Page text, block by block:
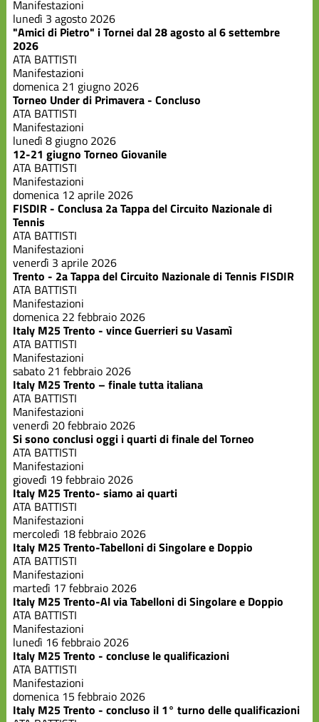
Manifestazioni
lunedì 3 agosto 2026
"Amici di Pietro" i Tornei dal 28 agosto al 6 settembre
2026
ATA BATTISTI
Manifestazioni
domenica 21 giugno 2026
Torneo Under di Primavera - Concluso
ATA BATTISTI
Manifestazioni
lunedì 8 giugno 2026
12-21 giugno Torneo Giovanile
ATA BATTISTI
Manifestazioni
domenica 12 aprile 2026
FISDIR - Conclusa 2a Tappa del Circuito Nazionale di
Tennis
ATA BATTISTI
Manifestazioni
venerdì 3 aprile 2026
Trento - 2a Tappa del Circuito Nazionale di Tennis FISDIR
ATA BATTISTI
Manifestazioni
domenica 22 febbraio 2026
Italy M25 Trento - vince Guerrieri su Vasamì
ATA BATTISTI
Manifestazioni
sabato 21 febbraio 2026
Italy M25 Trento – finale tutta italiana
ATA BATTISTI
Manifestazioni
venerdì 20 febbraio 2026
Si sono conclusi oggi i quarti di finale del Torneo
ATA BATTISTI
Manifestazioni
giovedì 19 febbraio 2026
Italy M25 Trento- siamo ai quarti
ATA BATTISTI
Manifestazioni
mercoledì 18 febbraio 2026
Italy M25 Trento-Tabelloni di Singolare e Doppio
ATA BATTISTI
Manifestazioni
martedì 17 febbraio 2026
Italy M25 Trento-Al via Tabelloni di Singolare e Doppio
ATA BATTISTI
Manifestazioni
lunedì 16 febbraio 2026
Italy M25 Trento - concluse le qualificazioni
ATA BATTISTI
Manifestazioni
domenica 15 febbraio 2026
Italy M25 Trento - concluso il 1° turno delle qualificazioni
Federale
Varie